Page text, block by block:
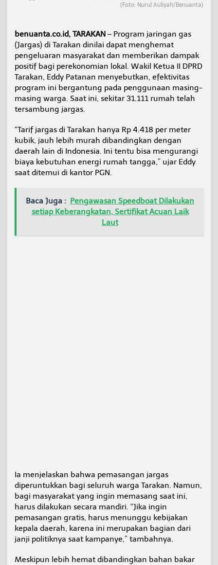
s
,
W
a
g
a
P
e
s
i
r
j
d
R
(Foto: Nurul Auliyah/Benuanta)
benuanta.co.id, TARAKAN – Program jaringan gas
(Jargas) di Tarakan dinilai dapat menghemat
pengeluaran masyarakat dan memberikan dampak
positif bagi perekonomian lokal. Wakil Ketua II DPRD
Tarakan, Eddy Patanan menyebutkan, efektivitas
program ini bergantung pada penggunaan masing-
masing warga. Saat ini, sekitar 31.111 rumah telah
tersambung jargas.
“Tarif jargas di Tarakan hanya Rp 4.418 per meter
kubik, jauh lebih murah dibandingkan dengan
daerah lain di Indonesia. Ini tentu bisa mengurangi
biaya kebutuhan energi rumah tangga,” ujar Eddy
saat ditemui di kantor PGN.
Baca Juga : Pengawasan Speedboat Dilakukan
setiap Keberangkatan, Sertifikat Acuan Laik
Laut
Ia menjelaskan bahwa pemasangan jargas
diperuntukkan bagi seluruh warga Tarakan. Namun,
bagi masyarakat yang ingin memasang saat ini,
harus dilakukan secara mandiri. “Jika ingin
pemasangan gratis, harus menunggu kebijakan
kepala daerah, karena ini merupakan bagian dari
janji politiknya saat kampanye,” tambahnya.
Meskipun lebih hemat dibandingkan bahan bakar